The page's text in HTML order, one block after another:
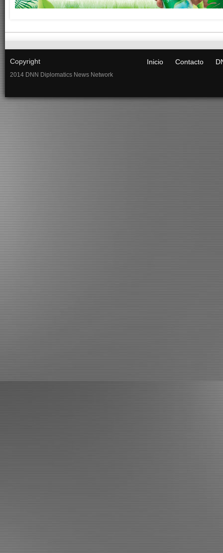
Copyright
2014 DNN Diplomatics News Network
Inicio Contacto